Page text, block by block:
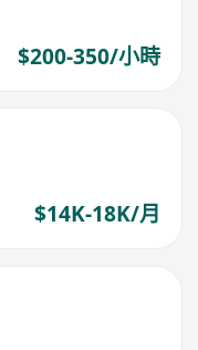
$200-350/小時
$14K-18K/月